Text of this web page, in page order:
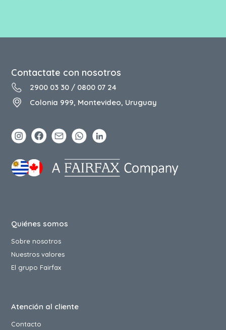
Contactate con nosotros
2900 03 30 / 0800 07 24
Colonia 999, Montevideo, Uruguay
Quiénes somos
Sobre nosotros
Nuestros valores
El grupo Fairfax
Atención al cliente
Contacto